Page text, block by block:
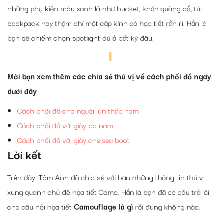
những phụ kiện màu xanh lá như bucket, khăn quàng cổ, túi
backpack hay thậm chí một cặp kính có họa tiết rằn ri. Hẳn là
bạn sẽ chiếm chọn spotlight dù ở bất kỳ đâu.
Mời bạn xem thêm các chia sẻ thú vị về cách phối đồ ngay
dưới đây
Cách phối đồ cho người lùn thấp nam
Cách phối đồ với giày da nam
Cách phối đồ với giày chelsea boot
Lời kết
Trên đây, Tâm Anh đã chia sẻ với bạn những thông tin thú vị
xung quanh chủ đề họa tiết Camo. Hẳn là bạn đã có câu trả lời
cho câu hỏi họa tiết Camouflage là gì rồi đúng không nào.